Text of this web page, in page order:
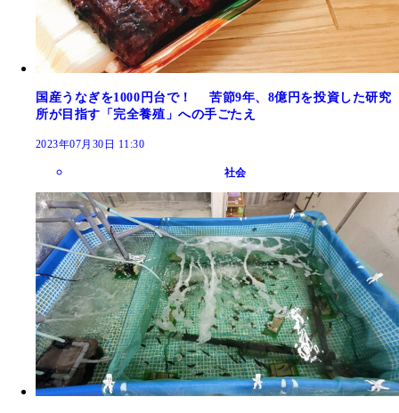
国産うなぎを1000円台で！ 苦節9年、8億円を投資した研究
所が目指す「完全養殖」への手ごたえ
2023年07月30日 11:30
社会